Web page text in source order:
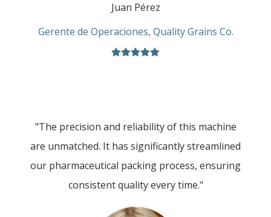
Juan Pérez
Gerente de Operaciones, Quality Grains Co.
"The precision and reliability of this machine
are unmatched. It has significantly streamlined
our pharmaceutical packing process, ensuring
consistent quality every time."